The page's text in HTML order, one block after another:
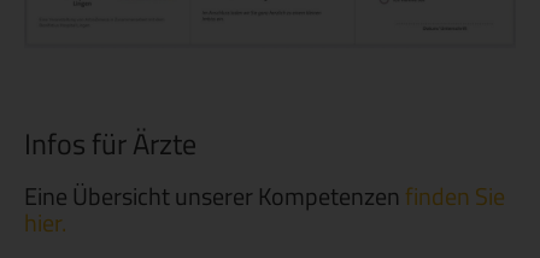
Infos für Ärzte
Eine Übersicht unserer Kompetenzen finden Sie
hier.